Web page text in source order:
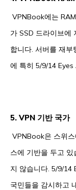
VPNBook에는
가 SSD 드라이브에
합니다. 서버를 재
에 특히 5/9/14
5. VPN 기반 국가
VPNBook은 스위
스에 기반을 두고
지 않습니다. 5/9/14
국민들을 감시하고